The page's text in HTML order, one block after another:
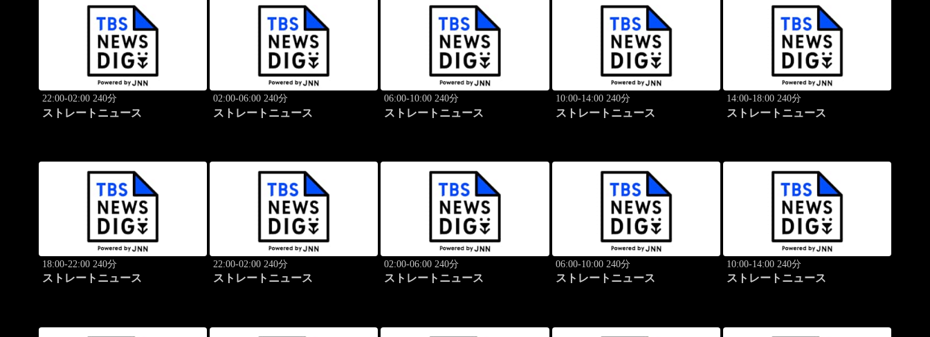
22:00-02:00 240分
ストレートニュース
02:00-06:00 240分
ストレートニュース
06:00-10:00 240分
ストレートニュース
10:00-14:00 240分
ストレートニュース
14:00-18:00 240分
ストレートニュース
18:00-22:00 240分
ストレートニュース
22:00-02:00 240分
ストレートニュース
02:00-06:00 240分
ストレートニュース
06:00-10:00 240分
ストレートニュース
10:00-14:00 240分
ストレートニュース